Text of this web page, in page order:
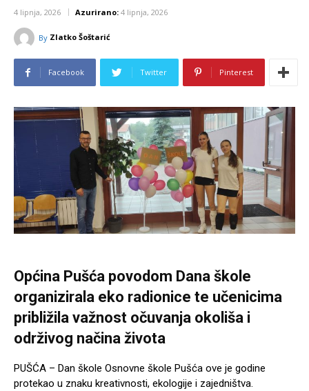
4 lipnja, 2026 Azurirano: 4 lipnja, 2026
By Zlatko Šoštarić
Facebook Twitter Pinterest
Općina Pušća povodom Dana škole
organizirala eko radionice te učenicima
približila važnost očuvanja okoliša i
održivog načina života
PUŠĆA – Dan škole Osnovne škole Pušća ove je godine
protekao u znaku kreativnosti, ekologije i zajedništva.